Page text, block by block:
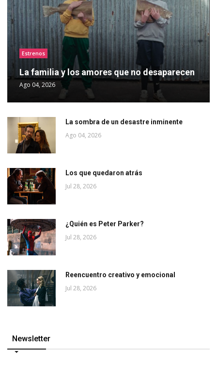
Estrenos
La familia y los amores que no desaparecen
Ago 04, 2026
La sombra de un desastre inminente
Ago 04, 2026
Los que quedaron atrás
Jul 28, 2026
¿Quién es Peter Parker?
Jul 28, 2026
Reencuentro creativo y emocional
Jul 28, 2026
Newsletter